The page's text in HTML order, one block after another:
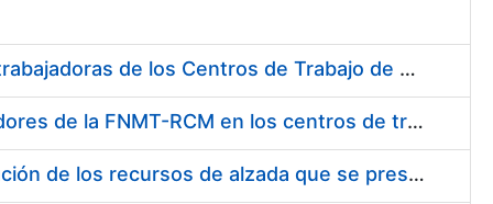
Suministro de Protectores Auditivos a medida para las personas trabajadoras de los Centros de Trabajo de Madrid y Burgos
Suministro de gafas graduadas antiproyecciones para los trabajadores de la FNMT-RCM en los centros de trabajo de Madrid y Burgos
Servicios de una empresa externa para el asesoramiento y resolución de los recursos de alzada que se presentan relacionados con procesos de selección para la FNMT-RCM